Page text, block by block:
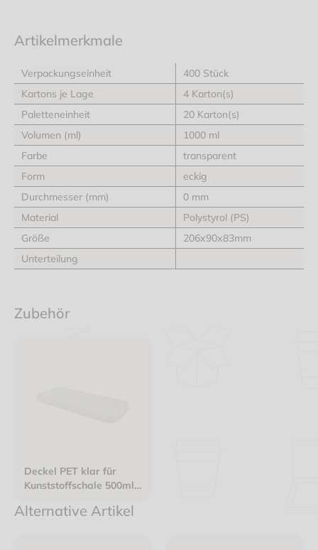
Artikelmerkmale
Verpackungseinheit
400 Stück
Kartons je Lage
4 Karton(s)
Paletteneinheit
20 Karton(s)
Volumen (ml)
1000 ml
Farbe
transparent
Form
eckig
Durchmesser (mm)
0 mm
Material
Polystyrol (PS)
Größe
206x90x83mm
Unterteilung
Zubehör
Deckel PET klar für
Kunststoffschale 500ml
Alternative Artikel